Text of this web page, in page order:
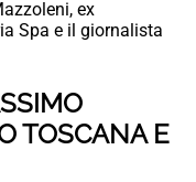
ex
Spa e il giornalista
TOSCANA E